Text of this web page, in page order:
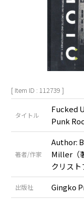
[ Item ID : 112739 ]
タイトル
Fucked
Punk
著者/作家
Author:
Miller（
クリスト
出版社 Gingko